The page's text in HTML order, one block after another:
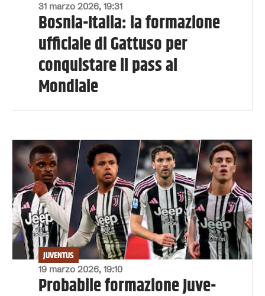
31 marzo 2026, 19:31
Bosnia-Italia: la formazione
ufficiale di Gattuso per
conquistare il pass al
Mondiale
19 marzo 2026, 19:10
JUVENTUS
Probabile formazione Juve-